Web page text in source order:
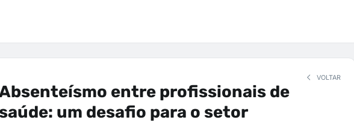
VOLTAR
entre profissionais de
saúde: um desafio para o setor